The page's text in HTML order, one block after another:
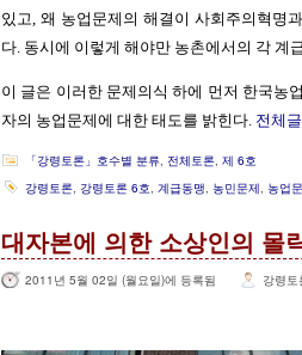
있고, 왜 농업문제의 해결이 사회주의혁명
다. 동시에 이렇게 해야만 농촌에서의 각 계
이 글은 이러한 문제의식 하에 먼저 한국농
자의 농업문제에 대한 태도를 밝힌다. 전체
「강령토론」호수별 분류, 전체토론, 제 6호
강령토론, 강령토론 6호, 계급동맹, 농민문제, 농업
대자본에 의한 소상인의 몰
2011년 5월 02일 (월요일)에 등록됨 강령토